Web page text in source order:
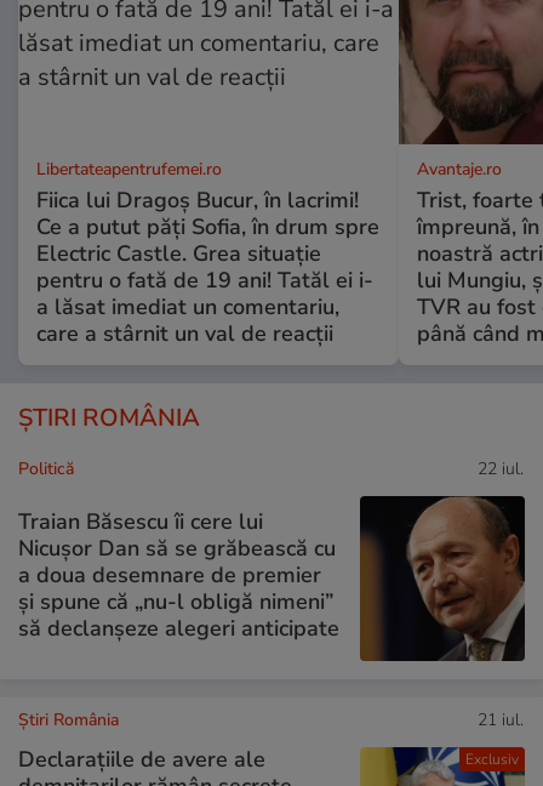
Libertateapentrufemei.ro
Fiica lui Dragoș Bucur, în lacrimi!
Ce a putut păți Sofia, în drum spre
Electric Castle. Grea situație
pentru o fată de 19 ani! Tatăl ei i-
a lăsat imediat un comentariu,
care a stârnit un val de reacții
Avantaje.ro
Trist, foarte
împreună,
noastră
lui Mungiu,
TVR au
până când
ȘTIRI ROMÂNIA
Politică 22 iul.
Traian Băsescu îi cere lui
Nicușor Dan să se grăbească cu
a doua desemnare de premier
și spune că „nu-l obligă nimeni”
să declanșeze alegeri anticipate
Exclusiv
Știri România 21 iul.
Declarațiile de avere ale